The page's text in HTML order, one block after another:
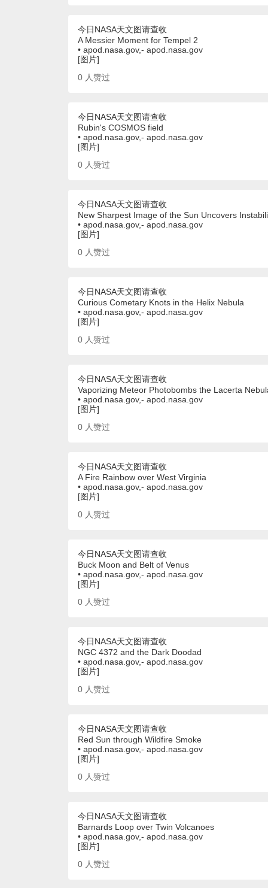
今日NASA天文图请查收
A Messier Moment for Tempel 2
• apod.nasa.gov,- apod.nasa.gov
[图片]
0 人赞过
今日NASA天文图请查收
Rubin's COSMOS field
• apod.nasa.gov,- apod.nasa.gov
[图片]
0 人赞过
今日NASA天文图请查收
New Sharpest Image of the Sun Uncovers
• apod.nasa.gov,- apod.nasa.gov
[图片]
0 人赞过
今日NASA天文图请查收
Curious Cometary Knots in the Helix Nebula
• apod.nasa.gov,- apod.nasa.gov
[图片]
0 人赞过
今日NASA天文图请查收
Vaporizing Meteor Photobombs the Lacerta
• apod.nasa.gov,- apod.nasa.gov
[图片]
0 人赞过
今日NASA天文图请查收
A Fire Rainbow over West Virginia
• apod.nasa.gov,- apod.nasa.gov
[图片]
0 人赞过
今日NASA天文图请查收
Buck Moon and Belt of Venus
• apod.nasa.gov,- apod.nasa.gov
[图片]
0 人赞过
今日NASA天文图请查收
NGC 4372 and the Dark Doodad
• apod.nasa.gov,- apod.nasa.gov
[图片]
0 人赞过
今日NASA天文图请查收
Red Sun through Wildfire Smoke
• apod.nasa.gov,- apod.nasa.gov
[图片]
0 人赞过
今日NASA天文图请查收
Barnards Loop over Twin Volcanoes
• apod.nasa.gov,- apod.nasa.gov
[图片]
0 人赞过